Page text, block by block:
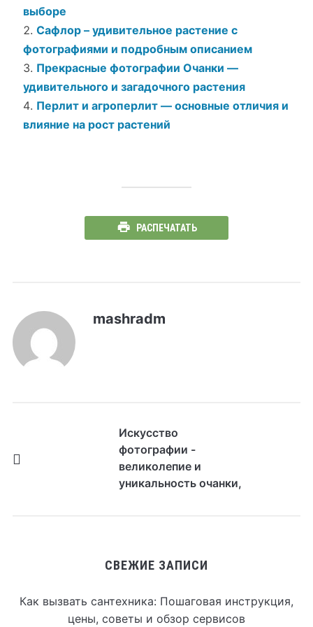
выборе
Сафлор – удивительное растение с
фотографиями и подробным описанием
Прекрасные фотографии Очанки —
удивительного и загадочного растения
Перлит и агроперлит — основные отличия и
влияние на рост растений
РАСПЕЧАТАТЬ
mashradm
Искусство
фотографии -
великолепие и
уникальность очанки,
СВЕЖИЕ ЗАПИСИ
Как вызвать сантехника: Пошаговая инструкция,
цены, советы и обзор сервисов